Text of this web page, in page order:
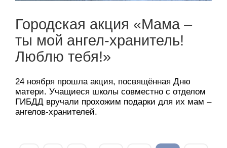
Городская акция «Мама –
ты мой ангел-хранитель!
Люблю тебя!»
24 ноября прошла акция, посвящённая Дню
матери. Учащиеся школы совместно с отделом
ГИБДД вручали прохожим подарки для их мам –
ангелов-хранителей.